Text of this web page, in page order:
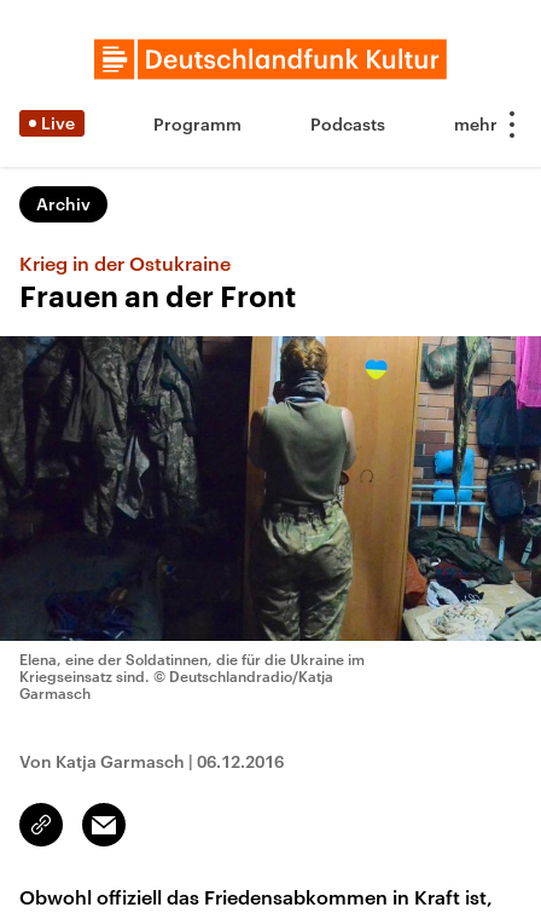
Live Programm Podcasts
Archiv
Krieg in der Ostukraine
Frauen an der Front
Elena, eine der Soldatinnen, die für die Ukraine im
Kriegseinsatz sind. © Deutschlandradio/Katja
Garmasch
Von Katja Garmasch | 06.12.2016
Link
kopieren/teilen
Email
Obwohl offiziell das Friedensabkommen in Kraft ist,